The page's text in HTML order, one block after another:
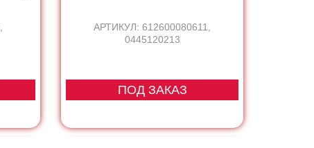
АРТИКУЛ: 612600080611,
0445120213
ПОД ЗАКАЗ